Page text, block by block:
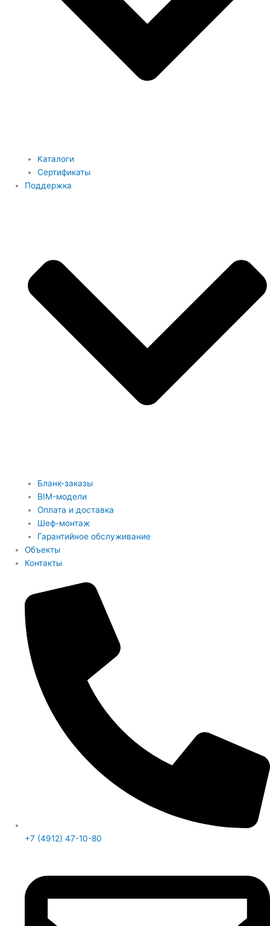
Каталоги
Сертификаты
Поддержка
Бланк-заказы
BIM-модели
Оплата и доставка
Шеф-монтаж
Гарантийное обслуживание
Объекты
Контакты
+7 (4912) 47-10-80